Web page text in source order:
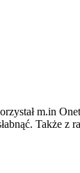
m.in
Także z